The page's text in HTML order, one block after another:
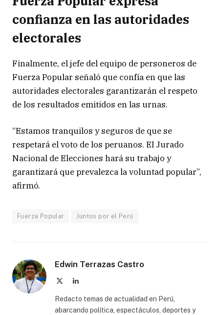
confianza en las autoridades
electorales
Finalmente, el jefe del equipo de personeros de
Fuerza Popular señaló que confía en que las
autoridades electorales garantizarán el respeto
de los resultados emitidos en las urnas.
“Estamos tranquilos y seguros de que se
respetará el voto de los peruanos. El Jurado
Nacional de Elecciones hará su trabajo y
garantizará que prevalezca la voluntad popular”,
afirmó.
Fuerza Popular Juntos por el Perú
Edwin Terrazas Castro
LinkedIn
Redacto temas de actualidad en Perú,
abarcando política, espectáculos, deportes y